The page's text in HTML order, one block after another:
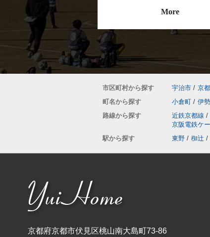
More
市区町村から探す 宇治市 / 京
町名から探す
小倉町 / 伊
路線から探す
近鉄京都線 /
京阪電鉄ケ
駅から探す
東野 / 椥辻 /
京都府京都市伏見区桃山南大島町73-86